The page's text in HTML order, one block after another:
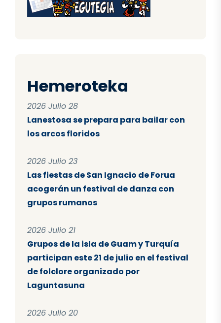
Hemeroteka
2026 Julio 28
Lanestosa se prepara para bailar con
los arcos floridos
2026 Julio 23
Las fiestas de San Ignacio de Forua
acogerán un festival de danza con
grupos rumanos
2026 Julio 21
Grupos de la isla de Guam y Turquía
participan este 21 de julio en el festival
de folclore organizado por
Laguntasuna
2026 Julio 20